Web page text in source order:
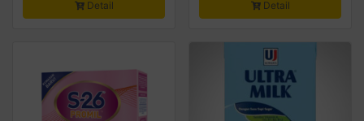
Detail Detail